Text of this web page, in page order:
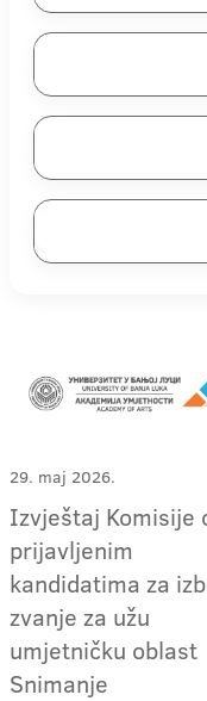
29. maj 2026.
Izvještaj Komisije
prijavljenim
kandidatima za
zvanje za užu
umjetničku oblast
Snimanje